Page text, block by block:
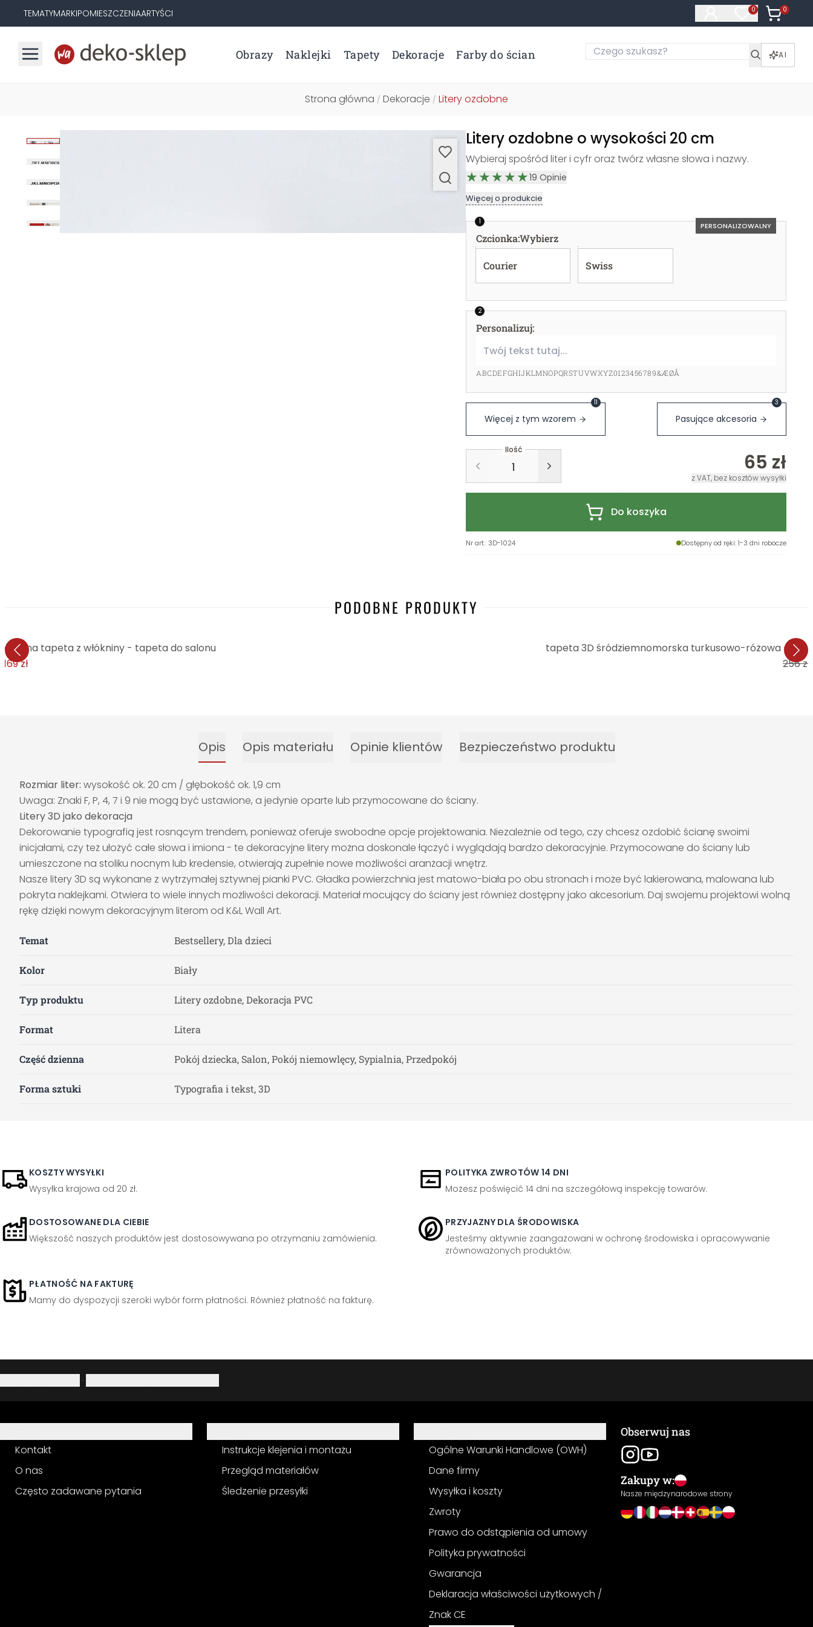
TEMATYMARKIPOMIESZCZENIAARTYŚCI 0
Produkty na
0
Produkty
Obrazy Naklejki Tapety Dekoracje Farby do ścian AI
Strona główna / Dekoracje / Litery ozdobne
Litery ozdobne o wysokości 20 cm
Wybieraj spośród liter i cyfr oraz twórz własne słowa i nazwy.
19 Opinie
Więcej o produkcie
PERSONALIZOWALNY
1
Czcionka:Wybierz
Courier Swiss
2
Personalizuj:
ABCDEFGHIJKLMNOPQRSTUVWXYZ0123456789&ÆØÅ
Więcej z tym wzorem
11
Pasujące akcesoria
3
Ilość
65 zł
z VAT, bez kosztów wysyłki
Do koszyka
Nr art.: 3D-1024 Dostępny od ręki: 1-3 dni robocze
PODOBNE PRODUKTY
tapeta z włókniny - tapeta do salonu
169 zł
tapeta 3D śródziemnomorska turkusowo-różowa -
256 zł
Opis Opis materiału Opinie klientów Bezpieczeństwo produktu
Rozmiar liter: wysokość ok. 20 cm / głębokość ok. 1,9 cm
Uwaga: Znaki F, P, 4, 7 i 9 nie mogą być ustawione, a jedynie oparte lub przymocowane do ściany.
Litery 3D jako dekoracja
Dekorowanie typografią jest rosnącym trendem, ponieważ oferuje swobodne opcje projektowania. Niezależnie od tego, czy chcesz ozdobić ścianę swoimi
inicjałami, czy też ułożyć całe słowa i imiona - te dekoracyjne litery można doskonale łączyć i wyglądają bardzo dekoracyjnie. Przymocowane do ściany lub
umieszczone na stoliku nocnym lub kredensie, otwierają zupełnie nowe możliwości aranżacji wnętrz.
Nasze litery 3D są wykonane z wytrzymałej sztywnej pianki PVC. Gładka powierzchnia jest matowo-biała po obu stronach i może być lakierowana, malowana lub
pokryta naklejkami. Otwiera to wiele innych możliwości dekoracji. Materiał mocujący do ściany jest również dostępny jako akcesorium. Daj swojemu projektowi wolną
rękę dzięki nowym dekoracyjnym literom od K&L Wall Art.
Temat Bestsellery, Dla dzieci
Kolor Biały
Typ produktu Litery ozdobne, Dekoracja PVC
Format Litera
Część dzienna Pokój dziecka, Salon, Pokój niemowlęcy, Sypialnia, Przedpokój
Forma sztuki Typografia i tekst, 3D
KOSZTY WYSYŁKI
Wysyłka krajowa od 20 zł.
POLITYKA ZWROTÓW 14 DNI
Możesz poświęcić 14 dni na szczegółową inspekcję towarów.
DOSTOSOWANE DLA CIEBIE
Większość naszych produktów jest dostosowywana po otrzymaniu zamówienia.
PRZYJAZNY DLA ŚRODOWISKA
Jesteśmy aktywnie zaangażowani w ochronę środowiska i opracowywanie
zrównoważonych produktów.
PŁATNOŚĆ NA FAKTURĘ
Mamy do dyspozycji szeroki wybór form płatności. Również płatność na fakturę.
·
Kontakt
O nas
Często zadawane pytania
Instrukcje klejenia i montażu
Przegląd materiałów
Śledzenie przesyłki
Ogólne Warunki Handlowe (OWH)
Dane firmy
Wysyłka i koszty
Zwroty
Prawo do odstąpienia od umowy
Polityka prywatności
Gwarancja
Deklaracja właściwości użytkowych /
Znak CE
Obserwuj nas
Zakupy w:
Nasze międzynarodowe strony